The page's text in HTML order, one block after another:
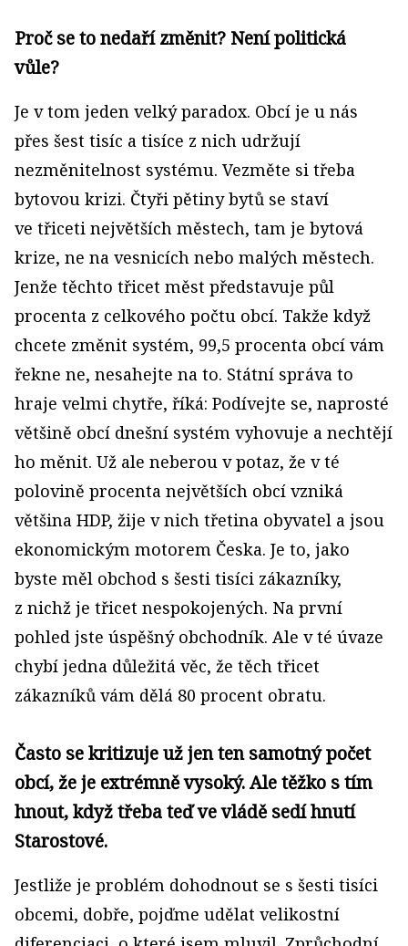
Proč se to nedaří změnit? Není politická
vůle?
Je v tom jeden velký paradox. Obcí je u nás
přes šest tisíc a tisíce z nich udržují
nezměnitelnost systému. Vezměte si třeba
bytovou krizi. Čtyři pětiny bytů se staví
ve třiceti největších městech, tam je bytová
krize, ne na vesnicích nebo malých městech.
Jenže těchto třicet měst představuje půl
procenta z celkového počtu obcí. Takže když
chcete změnit systém, 99,5 procenta obcí vám
řekne ne, nesahejte na to. Státní správa to
hraje velmi chytře, říká: Podívejte se, naprosté
většině obcí dnešní systém vyhovuje a nechtějí
ho měnit. Už ale neberou v potaz, že v té
polovině procenta největších obcí vzniká
většina HDP, žije v nich třetina obyvatel a jsou
ekonomickým motorem Česka. Je to, jako
byste měl obchod s šesti tisíci zákazníky,
z nichž je třicet nespokojených. Na první
pohled jste úspěšný obchodník. Ale v té úvaze
chybí jedna důležitá věc, že těch třicet
zákazníků vám dělá 80 procent obratu.
Často se kritizuje už jen ten samotný počet
obcí, že je extrémně vysoký. Ale těžko s tím
hnout, když třeba teď ve vládě sedí hnutí
Starostové.
Jestliže je problém dohodnout se s šesti tisíci
obcemi, dobře, pojďme udělat velikostní